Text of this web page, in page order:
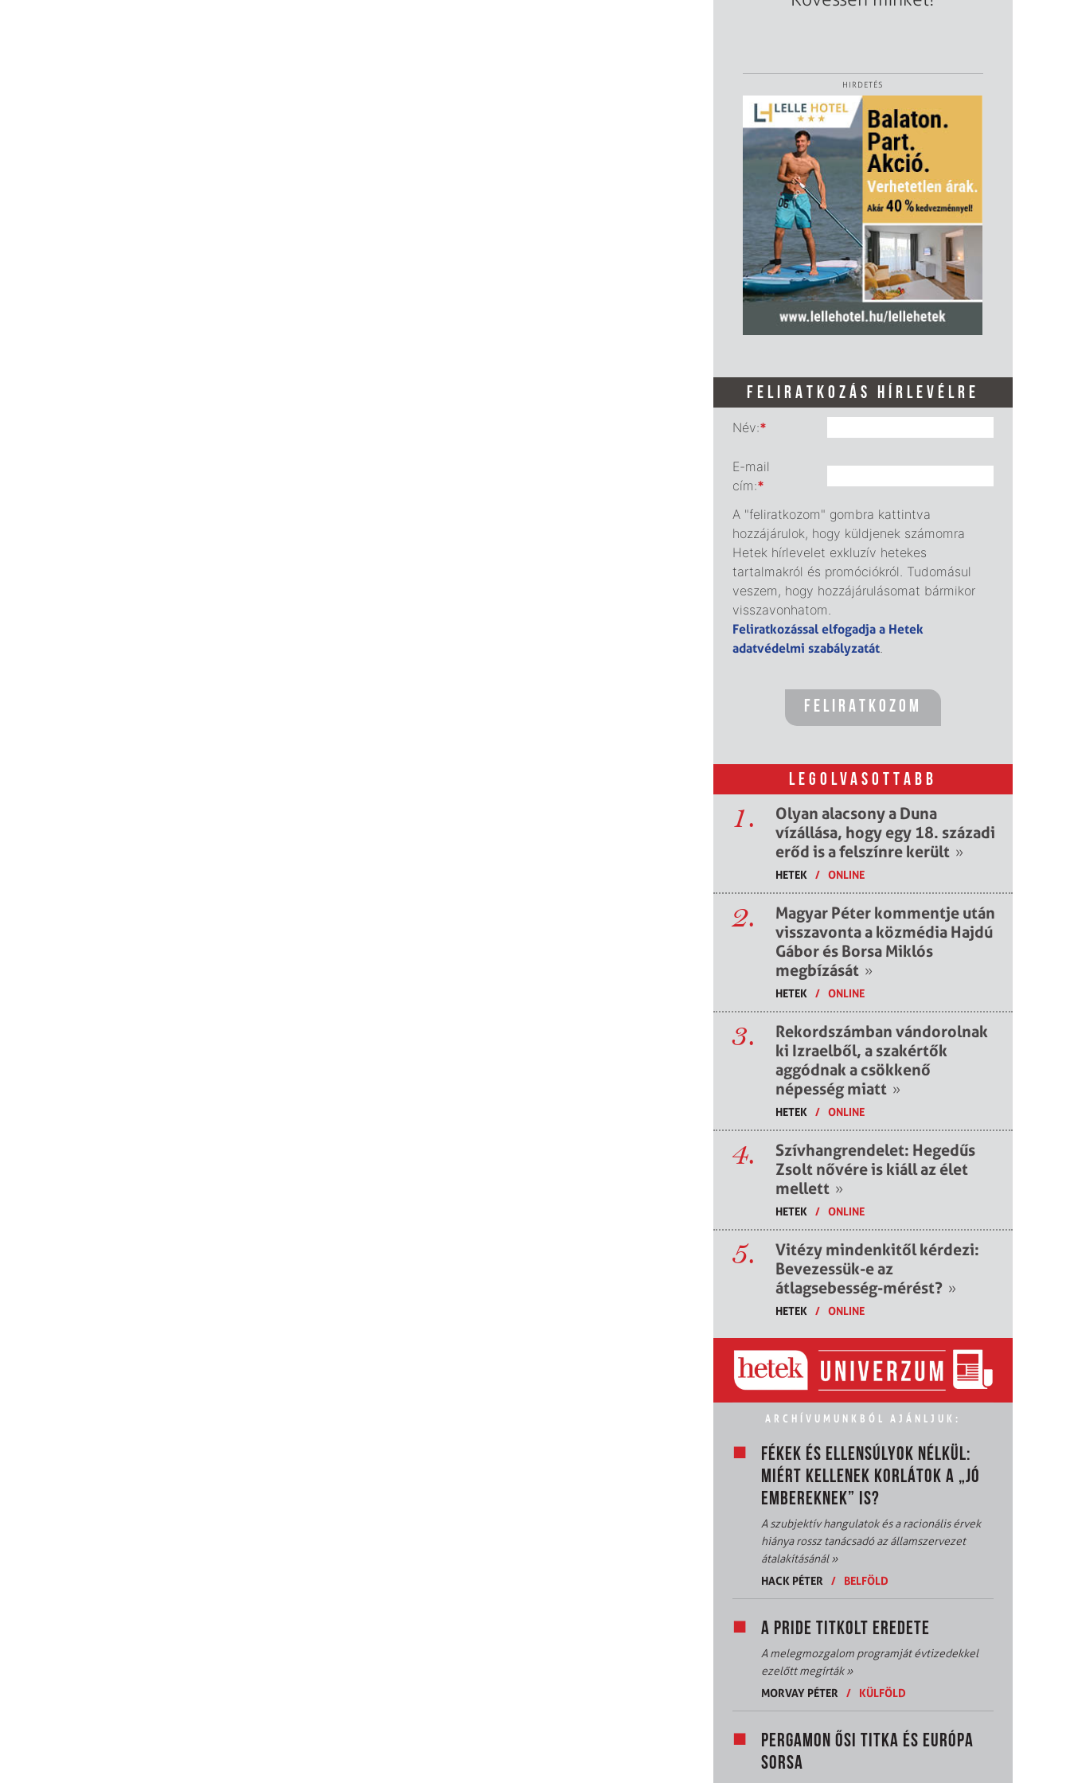
HIRDETÉS
FELIRATKOZÁS HÍRLEVÉLRE
Név:*
E-mail
cím:*
A "feliratkozom" gombra kattintva
hozzájárulok, hogy küldjenek számomra
Hetek hírlevelet exkluzív hetekes
tartalmakról és promóciókról. Tudomásul
veszem, hogy hozzájárulásomat bármikor
visszavonhatom.
Feliratkozással elfogadja a Hetek
adatvédelmi szabályzatát
LEGOLVASOTTABB
1.
Olyan alacsony a Duna
vízállása, hogy egy 18. századi
erőd is a felszínre került »
HETEK / ONLINE
2.
Magyar Péter kommentje után
visszavonta a közmédia Hajdú
Gábor és Borsa Miklós
megbízását »
HETEK / ONLINE
3.
Rekordszámban vándorolnak
ki Izraelből, a szakértők
aggódnak a csökkenő
népesség miatt »
HETEK / ONLINE
4.
Szívhangrendelet: Hegedűs
Zsolt nővére is kiáll az élet
mellett »
HETEK / ONLINE
5.
Vitézy mindenkitől kérdezi:
Bevezessük-e az
átlagsebesség-mérést? »
HETEK / ONLINE
ARCHÍVUMUNKBÓL AJÁNLJUK:
FÉKEK ÉS ELLENSÚLYOK NÉLKÜL:
MIÉRT KELLENEK KORLÁTOK A „JÓ
EMBEREKNEK” IS?
A szubjektív hangulatok és a racionális érvek
hiánya rossz tanácsadó az államszervezet
átalakításánál»
HACK PÉTER
/ BELFÖLD
A PRIDE TITKOLT EREDETE
A melegmozgalom programját évtizedekkel
ezelőtt megírták»
MORVAY PÉTER
/ KÜLFÖLD
PERGAMON ŐSI TITKA ÉS EURÓPA
SORSA